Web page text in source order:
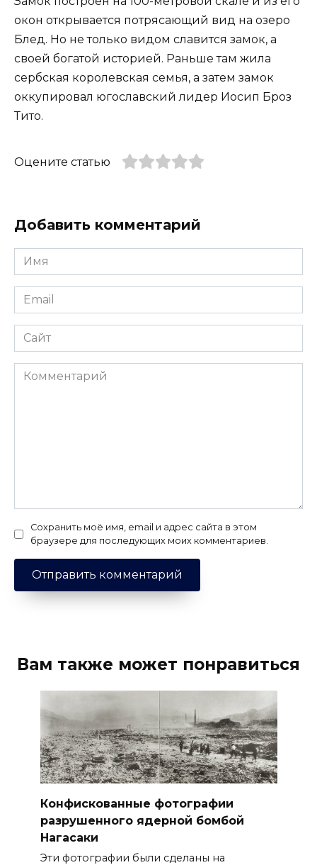
окон открывается потрясающий вид на озеро
Блед. Но не только видом славится замок, а
своей богатой историей. Раньше там жила
сербская королевская семья, а затем замок
оккупировал югославский лидер Иосип Броз
Тито.
Оцените статью
Добавить комментарий
Имя
*
Email
*
Сайт
Комментарий
Сохранить моё имя, email и адрес сайта в этом
браузере для последующих моих комментариев.
Вам также может понравиться
Конфискованные фотографии
разрушенного ядерной бомбой
Нагасаки
Эти фотографии были сделаны на